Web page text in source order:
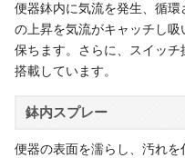
便器鉢内に気流を発生、循
の上昇を気流がキャッチし
保ちます。さらに、スイッ
搭載しています。
鉢内スプレー
便器の表面を濡らし、汚れ